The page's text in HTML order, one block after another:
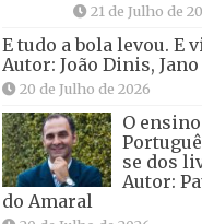
21 de Julho de
E tudo a bola levou. E
Autor: João Dinis, Jano
20 de Julho de 2026
O
se dos
Autor:
do Amaral